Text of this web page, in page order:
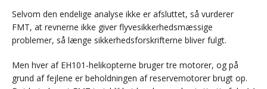
Selvom den endelige analyse ikke er afsluttet, så vurderer
FMT, at revnerne ikke giver flyvesikkerhedsmæssige
problemer, så længe sikkerhedsforskrifterne bliver fulgt.
Men hver af EH101-helikopterne bruger tre motorer, og på
grund af fejlene er beholdningen af reservemotorer brugt op.